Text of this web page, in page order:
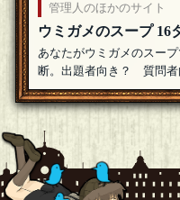
管理人のほかのサイト
ウミガメのスープ 16
あなたがウミガメのスー
断。出題者向き？ 質問者